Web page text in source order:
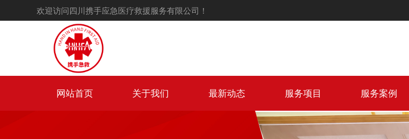
欢迎访问四川携手应急医疗救援服务有限公司！
网站首页 关于我们 最新动态 服务项目 服务案例